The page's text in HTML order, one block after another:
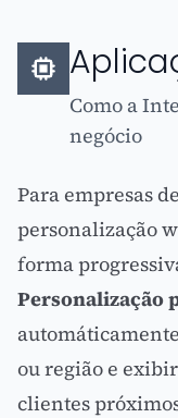
Como a
negócio
Para empresas de
personalização
forma
Personalização
ou região e
clientes